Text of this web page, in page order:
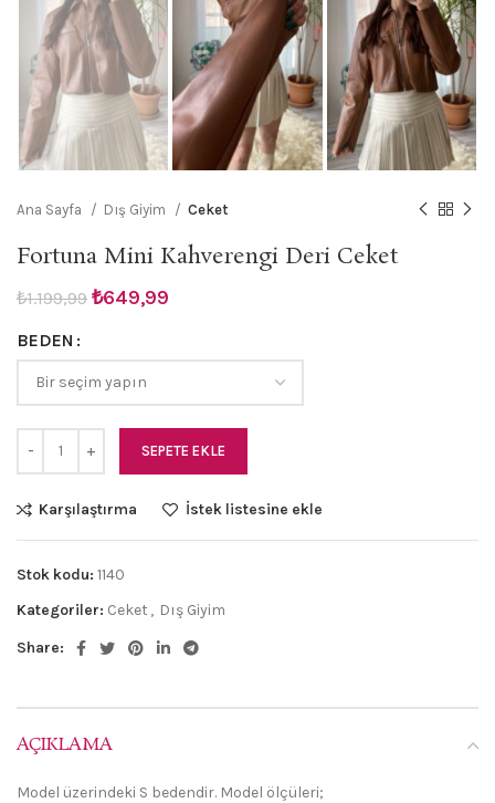
Ana Sayfa Dış Giyim Ceket
Fortuna Mini Kahverengi Deri Ceket
₺1.199,99 Orijinal
₺649,99
₺649,99.
BEDEN
SEPETE EKLE
Karşılaştırma İstek listesine ekle
Stok kodu: 1140
Kategoriler: Ceket , Dış Giyim
Share:
AÇIKLAMA
Model üzerindeki S bedendir. Model ölçüleri;